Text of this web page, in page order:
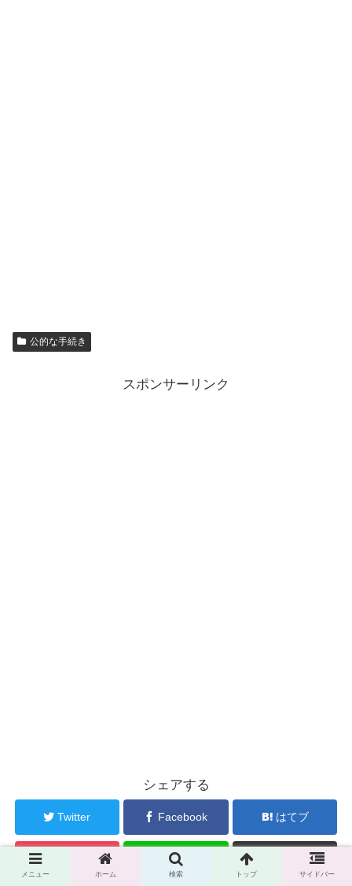
公的な手続き
スポンサーリンク
シェアする
Twitter Facebook はてブ
LINE
メニュー ホーム 検索 トップ サイドバー